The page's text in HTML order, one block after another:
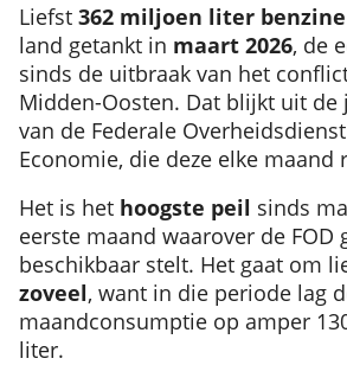
Liefst 362 miljoen liter benzine
land getankt in maart 2026, de
sinds de uitbraak van het
Midden-Oosten. Dat blijkt uit de
van de Federale Overheidsdienst
Economie, die deze elke maand
Het is het hoogste peil sinds
eerste maand waarover de FOD
beschikbaar stelt. Het gaat om
zoveel, want in die periode lag
maandconsumptie op amper
liter.